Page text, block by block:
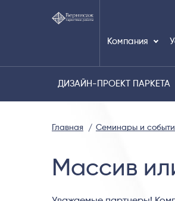
Компания
ДИЗАЙН-ПРОЕКТ ПАРКЕТА
Главная Семинары и
Массив